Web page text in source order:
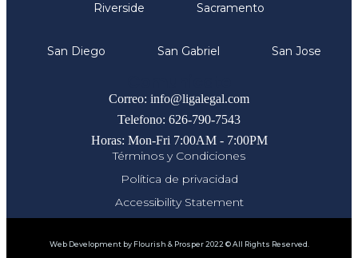
Riverside Sacramento
San Diego San Gabriel San Jose
Correo: info@ligalegal.com
Telefono: 626-790-7543
Horas: Mon-Fri 7:00AM - 7:00PM
Términos y Condiciones
Política de privacidad
Accessibility Statement
Web Development by Flourish & Prosper 2022 © All Rights Reserved.